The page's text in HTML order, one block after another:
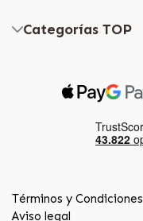
Categorías TOP
Términos y Condiciones
Aviso legal